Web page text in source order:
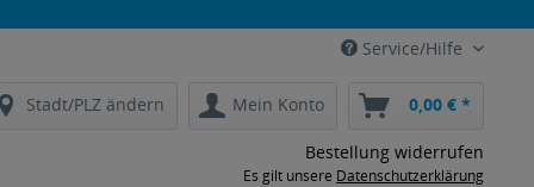
Service/Hilfe
Stadt/PLZ ändern Mein Konto 0,00 € *
Bestellung widerrufen
Es gilt unsere Datenschutzerklärung